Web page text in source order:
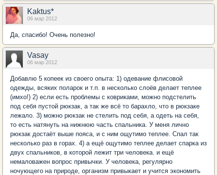
Kaktus*
06 мар 2012
Да, спасибо! Очень полезно!
Vasay
06 мар 2012
Добавлю 5 копеек из своего опыта: 1) одевание флисовой
одежды, всяких поларок и т.п. в несколько слоёв делает теплее
(имхо!) 2) если есть проблемы с ковриками, можно подстелить
под себя пустой рюкзак, а так же всё то барахло, что в рюкзаке
лежало. 3) можно рюкзак не стелить под себя, а одеть на себя,
то есть натянуть на нижнюю часть спальника. У меня лично
рюкзак достаёт выше пояса, и с ним ощутимо теплее. Спал так
несколько раз в горах. 4) а ещё ощутимо теплее делает спарка из
двух спальников, в которой лежит три человека. и ещё
немаловажен вопрос привычки. У человека, регулярно
ночующего на природе, организм привыкает и учится экономить